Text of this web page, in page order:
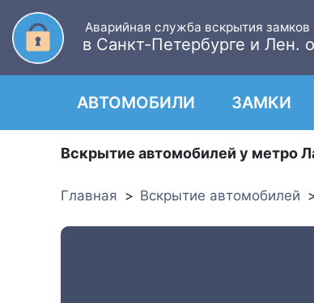
Аварийная служба вскрытия замков
в Санкт-Петербурге и Лен.
АВТОМОБИЛИ ЗАМКИ
Вскрытие автомобилей у метро
Главная Вскрытие автомобилей